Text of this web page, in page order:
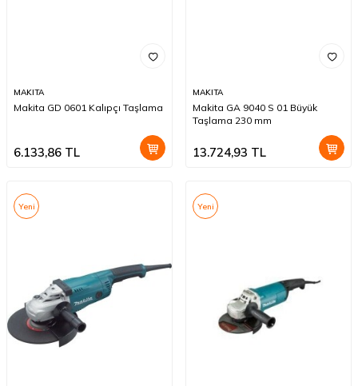
MAKITA
Makita GD 0601 Kalıpçı Taşlama
6.133,86 TL
MAKITA
Makita GA 9040 S 01 Büyük
Taşlama 230 mm
13.724,93 TL
Yeni Yeni